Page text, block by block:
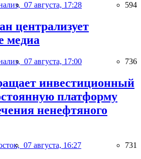
07 августа, 17:28 594
централизует
медиа
07 августа, 17:00 736
инвестиционный
платформу
ненефтяного
07 августа, 16:27 731